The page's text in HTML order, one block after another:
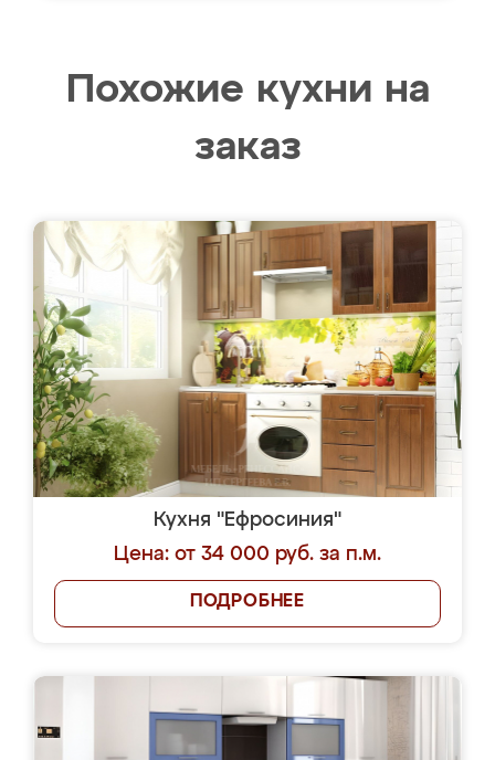
Похожие кухни на
заказ
Кухня "Ефросиния"
Цена: от 34 000 руб. за п.м.
ПОДРОБНЕЕ